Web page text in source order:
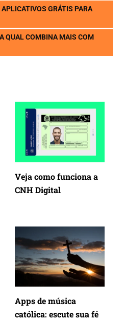
GRÁTIS PARA
QUAL COMBINA MAIS COM
Veja como funciona a
CNH Digital
Apps de música
católica: escute sua fé